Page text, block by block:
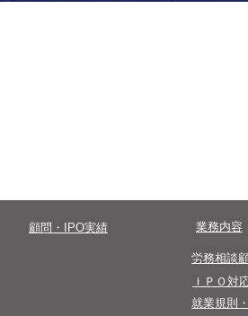
時間終了後のお問い合わせは翌営業
​顧問・IPO実績 ​業務内容
労務相談
ＩＰＯ対
就業規則